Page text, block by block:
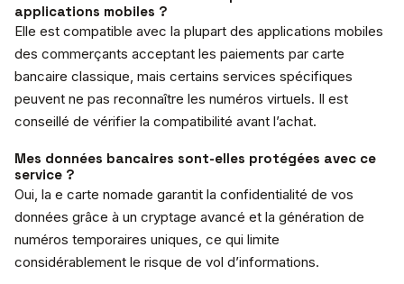
applications mobiles ?
Elle est compatible avec la plupart des applications mobiles
des commerçants acceptant les paiements par carte
bancaire classique, mais certains services spécifiques
peuvent ne pas reconnaître les numéros virtuels. Il est
conseillé de vérifier la compatibilité avant l’achat.
Mes données bancaires sont-elles protégées avec ce
service ?
Oui, la e carte nomade garantit la confidentialité de vos
données grâce à un cryptage avancé et la génération de
numéros temporaires uniques, ce qui limite
considérablement le risque de vol d’informations.